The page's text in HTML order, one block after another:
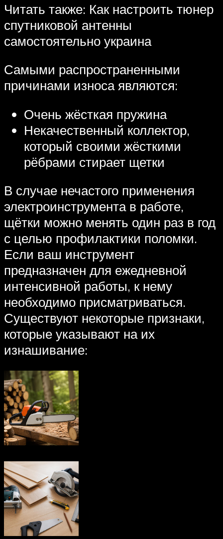
Читать также: Как настроить тюнер
спутниковой антенны
самостоятельно украина
Самыми распространенными
причинами износа являются:
Очень жёсткая пружина
Некачественный коллектор,
который своими жёсткими
рёбрами стирает щетки
В случае нечастого применения
электроинструмента в работе,
щётки можно менять один раз в год
с целью профилактики поломки.
Если ваш инструмент
предназначен для ежедневной
интенсивной работы, к нему
необходимо присматриваться.
Существуют некоторые признаки,
которые указывают на их
изнашивание: